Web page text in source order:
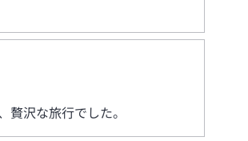
沢な旅行でした。